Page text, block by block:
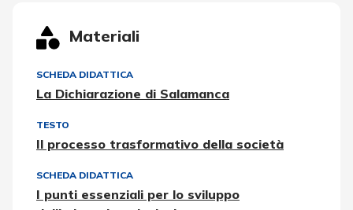
Materiali
SCHEDA DIDATTICA
La Dichiarazione di Salamanca
TESTO
Il processo trasformativo della società
SCHEDA DIDATTICA
I punti essenziali per lo sviluppo